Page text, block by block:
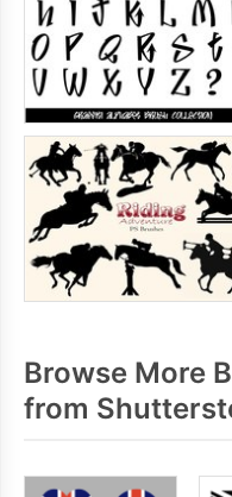
Browse More
from